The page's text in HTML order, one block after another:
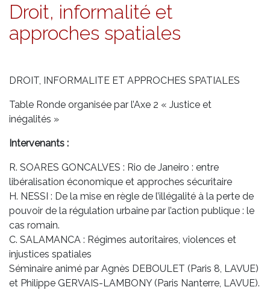
Droit, informalité et
approches spatiales
DROIT, INFORMALITE ET APPROCHES SPATIALES
Table Ronde organisée par l’Axe 2 « Justice et
inégalités »
Intervenants :
R. SOARES GONCALVES : Rio de Janeiro : entre
libéralisation économique et approches sécuritaire
H. NESSI : De la mise en règle de l’illégalité à la perte de
pouvoir de la régulation urbaine par l’action publique : le
cas romain.
C. SALAMANCA : Régimes autoritaires, violences et
injustices spatiales
Séminaire animé par Agnès DEBOULET (Paris 8, LAVUE)
et Philippe GERVAIS-LAMBONY (Paris Nanterre, LAVUE).